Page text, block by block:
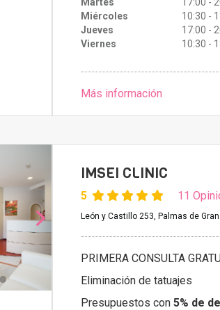
Miércoles
10:30 -
Jueves
17:00 -
Viernes
10:30 -
Más información
IMSEI CLINIC
5 11
León y Castillo 253, Palmas de
PRIMERA CONSULTA
Eliminación de tatuajes
Presupuestos con 5% de